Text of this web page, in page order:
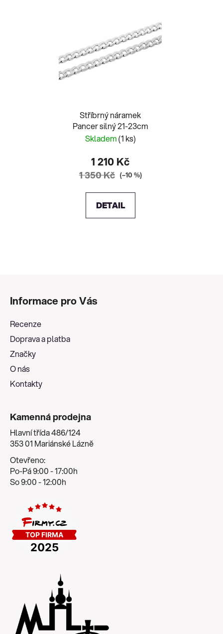
Stříbrný náramek
Pancer silný 21-23cm
Skladem(1 ks)
1 210 Kč
1 350 Kč (–10 %)
DETAIL
Informace pro Vás
Recenze
Doprava a platba
Značky
O nás
Kontakty
Kamenná prodejna
Hlavní třída 486/124
353 01 Mariánské Lázně
Otevřeno:
Po-Pá 9:00 - 17:00h
So 9:00 - 12:00h